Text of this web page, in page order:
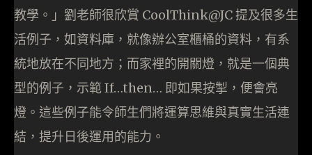
教學。」劉老師很欣賞 CoolThink@JC 提及很多生
活例子，如資料庫，就像辦公室櫃桶的資料，有系
統地放在不同地方；而家裡的開關燈，就是一個典
型的例子，示範 If…then… 即如果按掣，便會亮
燈。這些例子能令師生們將運算思維與真實生活連
結，提升日後運用的能力。